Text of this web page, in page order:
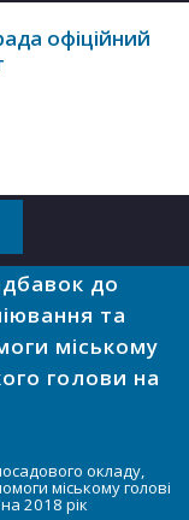
офіційний
до
та
міському
голови на
окладу,
міському голові
2018 рік